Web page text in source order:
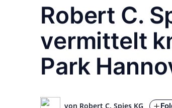
Robert C.
vermittelt
Park
von Robert C. Spies KG